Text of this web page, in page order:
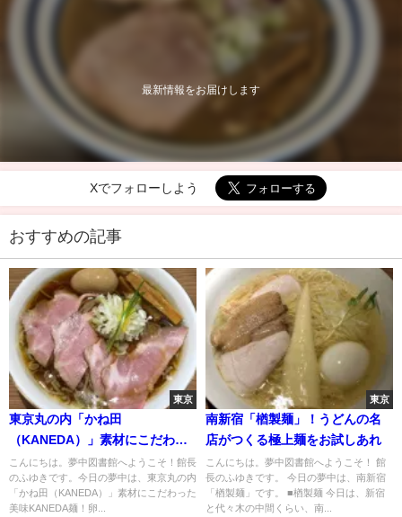
最新情報をお届けします
Xでフォローしよう
おすすめの記事
東京
東京丸の内「かね田
（KANEDA）」素材にこだわっ
た美味KANEDA麺！卵と海苔が
食べ放題…
こんにちは。夢中図書館へようこそ！館長
のふゆきです。今日の夢中は、東京丸の内
「かね田（KANEDA）」素材にこだわった
美味KANEDA麺！卵...
東京
南新宿「楢製麺」！うどんの名
店がつくる極上麺をお試しあれ
こんにちは。夢中図書館へようこそ！ 館
長のふゆきです。 今日の夢中は、南新宿
「楢製麺」です。 ■楢製麺 今日は、新宿
と代々木の中間くらい、南...